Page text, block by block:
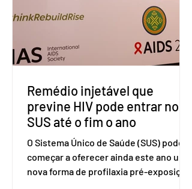
divulgada pelo Ministério das Relações
Exteriores, o Brasil considera que as
incompatíveis com as obrigações
assumidas pelos Estados Unid
Remédio injetável que
previne HIV pode entrar no
SUS até o fim o ano
O Sistema Único de Saúde (SUS) pode
começar a oferecer ainda este ano uma
nova forma de profilaxia pré-exposição